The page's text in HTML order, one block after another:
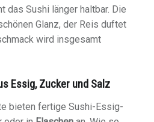
das Sushi länger haltbar. Die
Glanz, der Reis duftet
wird insgesamt
Essig, Zucker und Salz
bieten fertige Sushi-Essig-